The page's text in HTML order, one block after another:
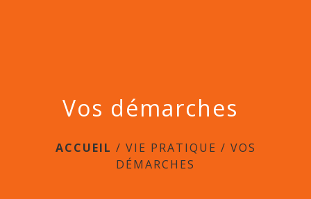
Vos démarches
ACCUEIL / VIE PRATIQUE / VOS
DÉMARCHES